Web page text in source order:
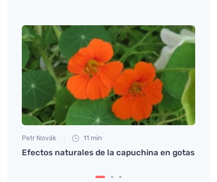
Petr Novák 11 min
Efectos naturales de la capuchina en gotas